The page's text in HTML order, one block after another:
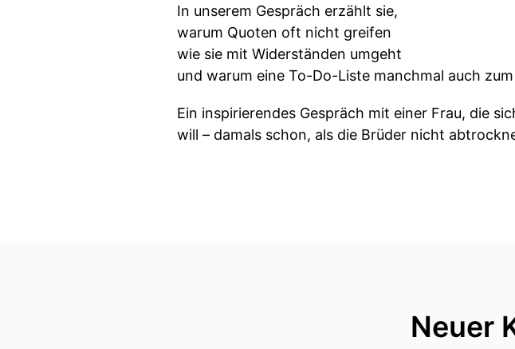
In unserem Gespräch erzählt sie,
warum Quoten oft nicht greifen
wie sie mit Widerständen umgeht
und warum eine To-Do-Liste manchmal auch
Ein inspirierendes Gespräch mit einer Frau, die
will – damals schon, als die Brüder nicht
Neuer